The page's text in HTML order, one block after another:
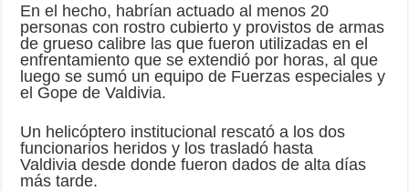
En el hecho, habrían actuado al menos 20
personas con rostro cubierto y provistos de armas
de grueso calibre las que fueron utilizadas en el
enfrentamiento que se extendió por horas, al que
luego se sumó un equipo de Fuerzas especiales y
el Gope de Valdivia.
Un helicóptero institucional rescató a los dos
funcionarios heridos y los trasladó hasta
Valdivia desde donde fueron dados de alta días
más tarde.